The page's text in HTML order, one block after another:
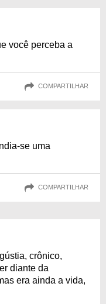
você perceba a
COMPARTILHAR
se uma
COMPARTILHAR
crônico,
diante da
era ainda a vida,